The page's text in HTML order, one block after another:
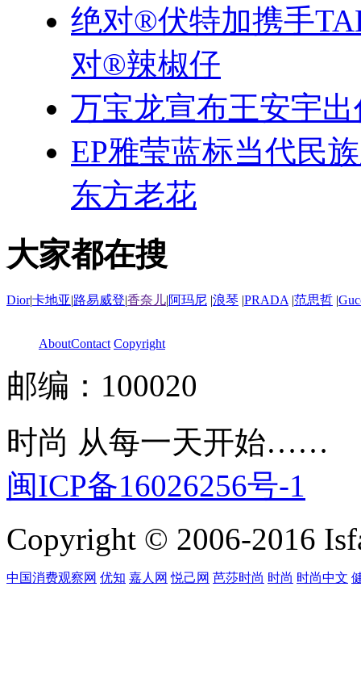
绝对®伏特加携手
对®辣椒仔
万宝龙宣布王安宇
EP雅莹蓝标当代民
东方老花
大家都在搜
Dior|卡地亚|路易威登|香奈儿|阿玛尼 |浪琴 |PRADA |范思哲 |
AboutContact Copyright
邮编：100020
时尚 从每一天开始……
闽ICP备16026256号-1
Copyright © 2006-2016
中国消费观察网 优知 嘉人网 悦己网 芭莎时尚 时尚 时尚中文